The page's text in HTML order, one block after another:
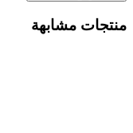
منتجات مشابهة